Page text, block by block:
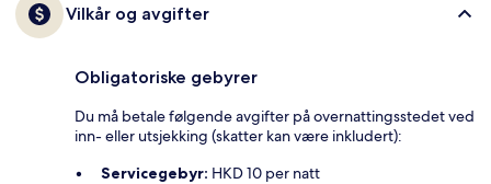
Vilkår og avgifter
Obligatoriske gebyrer
Du må betale følgende avgifter på overnattingsstedet ved
inn- eller utsjekking (skatter kan være inkludert):
Servicegebyr: HKD 10 per natt